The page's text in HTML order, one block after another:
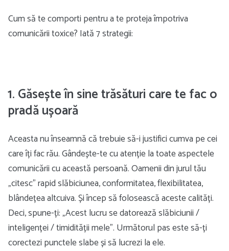
Cum să te comporti pentru a te proteja împotriva
comunicării toxice? Iată 7 strategii:
1. Găsește în sine trăsături care te fac o
pradă ușoară
Aceasta nu înseamnă că trebuie să-i justifici cumva pe cei
care îți fac rău. Gândește-te cu atenție la toate aspectele
comunicării cu această persoană. Oamenii din jurul tău
„citesc” rapid slăbiciunea, conformitatea, flexibilitatea,
blândețea altcuiva. Și încep să folosească aceste calități.
Deci, spune-ți: „Acest lucru se datorează slăbiciunii /
inteligenței / timidității mele”. Următorul pas este să-ți
corectezi punctele slabe și să lucrezi la ele.